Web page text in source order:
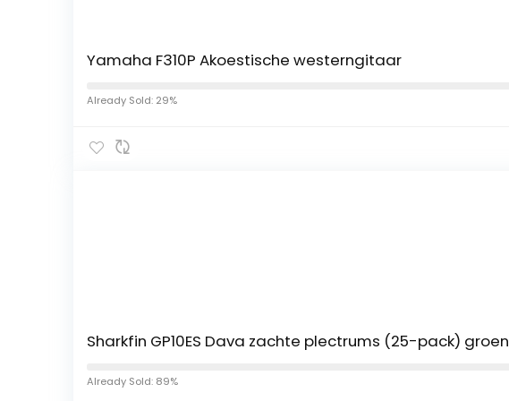
Yamaha F310P Akoestische westerngitaar
Already Sold: 29%
Sharkfin GP10ES Dava zachte plectrums (25-pack) groen
Already Sold: 89%